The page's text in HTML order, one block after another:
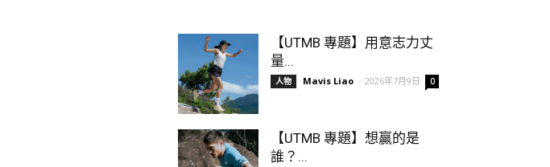
【UTMB 專題】用意志力丈
量...
人物 Mavis Liao - 2026年7月9日 0
【UTMB 專題】想贏的是
誰？...